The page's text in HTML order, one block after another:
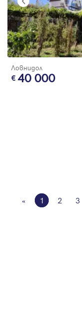
Ловнидол
40 000
« 1 2 3